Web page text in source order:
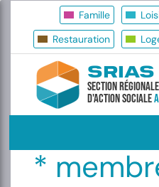
Famille
Restauration
SRIAS
Section
d'Action Sociale
*